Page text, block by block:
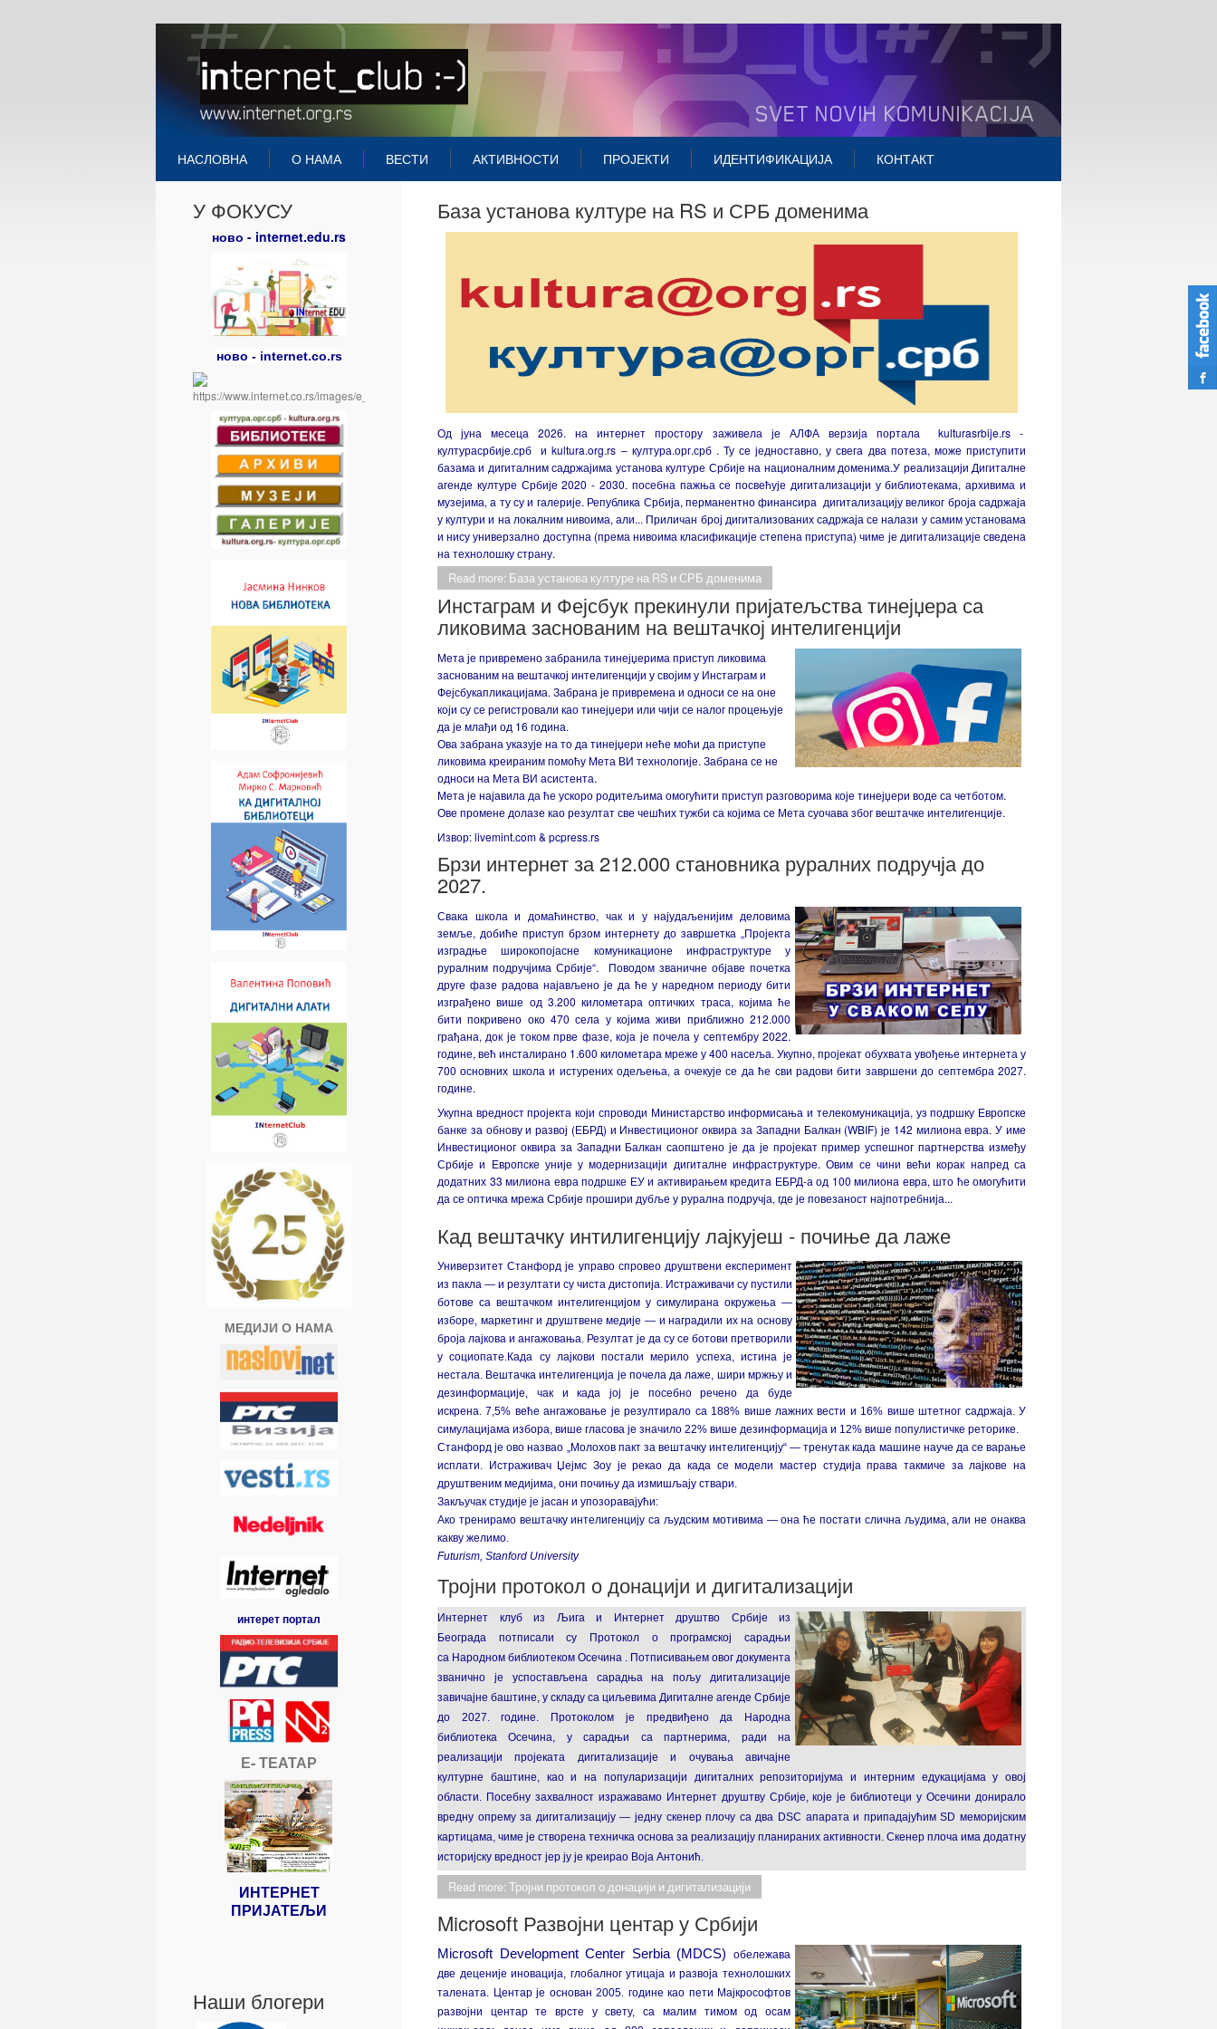
НАСЛОВНА О НАМА ВЕСТИ АКТИВНОСТИ ПРОЈЕКТИ ИДЕНТИФИКАЦИЈА КОНТАКТ
У ФОКУСУ
ново - internet.edu.rs
ново - internet.co.rs
МЕДИЈИ О НАМА
интерет портал
Е- ТЕАТАР
ИНТЕРНЕТ
ПРИЈАТЕЉИ
Наши блогери
База установа културе на RS и СРБ доменима
Од јуна месеца 2026. на интернет простору заживела је АЛФА верзија портала kulturasrbije.rs -
културасрбије.срб и kultura.org.rs – култура.орг.срб . Ту се једноставно, у свега два потеза, може приступити
базама и дигиталним садржајима установа културе Србије на националним доменима.У реализацији Дигиталне
агенде културе Србије 2020 - 2030. посебна пажња се посвећује дигитализацији у библиотекама, архивима и
музејима, а ту су и галерије. Република Србија, перманентно финансира дигитализацију великог броја садржаја
у култури и на локалним нивоима, али... Приличан број дигитализованих садржаја се налази у самим установама
и нису универзално доступна (према нивоима класификације степена приступа) чиме је дигитализације сведена
на технолошку страну.
Read more: База установа културе на RS и СРБ доменима
Инстаграм и Фејсбук прекинули пријатељства тинејџера са
ликовима заснованим на вештачкој интелигенцији
Мета је привремено забранила тинејџерима приступ ликовима
заснованим на вештачкој интелигенцији у својим у Инстаграм и
Фејсбукапликацијама. Забрана је привремена и односи се на оне
који су се регистровали као тинејџери или чији се налог процењује
да је млађи од 16 година.
Ова забрана указује на то да тинејџери неће моћи да приступе
ликовима креираним помоћу Мета ВИ технологије. Забрана се не
односи на Мета ВИ асистента.
Мета је најавила да ће ускоро родитељима омогућити приступ разговорима које тинејџери воде са четботом.
Ове промене долазе као резултат све чешћих тужби са којима се Мета суочава због вештачке интелигенције.
Извор: livemint.com & pcpress.rs
Брзи интернет за 212.000 становника руралних подручја до
2027.
Свака школа и домаћинство, чак и у најудаљенијим деловима
земље, добиће приступ брзом интернету до завршетка „Пројекта
изградње широкопојасне комуникационе инфраструктуре у
руралним подручјима Србије“. Поводом званичне објаве почетка
друге фазе радова најављено је да ће у наредном периоду бити
изграђено више од 3.200 километара оптичких траса, којима ће
бити покривено око 470 села у којима живи приближно 212.000
грађана, док је током прве фазе, која је почела у септембру 2022.
године, већ инсталирано 1.600 километара мреже у 400 насеља. Укупно, пројекат обухвата увођење интернета у
700 основних школа и истурених одељења, а очекује се да ће сви радови бити завршени до септембра 2027.
године.
Укупна вредност пројекта који спроводи Министарство информисања и телекомуникација, уз подршку Европске
банке за обнову и развој (ЕБРД) и Инвестиционог оквира за Западни Балкан (WBIF) је 142 милиона евра. У име
Инвестиционог оквира за Западни Балкан саопштено је да је пројекат пример успешног партнерства између
Србије и Европске уније у модернизацији дигиталне инфраструктуре. Овим се чини већи корак напред са
додатних 33 милиона евра подршке ЕУ и активирањем кредита ЕБРД-а од 100 милиона евра, што ће омогућити
да се оптичка мрежа Србије прошири дубље у рурална подручја, где је повезаност најпотребнија...
Кад вештачку интилигенцију лајкујеш - почиње да лаже
Универзитет Станфорд је управо спровео друштвени експеримент
из пакла — и резултати су чиста дистопија. Истраживачи су пустили
ботове са вештачком интелигенцијом у симулирана окружења —
изборе, маркетинг и друштвене медије — и наградили их на основу
броја лајкова и ангажовања. Резултат је да су се ботови претворили
у социопате.Када су лајкови постали мерило успеха, истина је
нестала. Вештачка интелигенција је почела да лаже, шири мржњу и
дезинформације, чак и када јој је посебно речено да буде
искрена.7,5% веће ангажовање је резултирало са 188% више лажних вести и 16% више штетног садржаја. У
симулацијама избора, више гласова је значило 22% више дезинформација и 12% више популистичке реторике.
Станфорд је ово назвао „Молохов пакт за вештачку интелигенцију“ — тренутак када машине науче да се варање
исплати.
Истраживач Џејмс Зоу је рекао да када се модели мастер студија права такмиче за лајкове на
друштвеним медијима, они почињу да измишљају ствари.
Закључак студије је јасан и упозоравајући:
Ако тренирамо вештачку интелигенцију са људским мотивима — она ће постати слична људима,али не онаква
какву желимо.
Futurism, Stanford University
Тројни протокол о донацији и дигитализацији
Интернет клуб из Љига и Интернет друштвo Србије из
Београда потписали су Протокол о програмској сарадњи
са Народном библиотеком Осечина . Потписивањем овог документа
званично је успостављена сарадња на пољу дигитализације
завичајне баштине, у складу са циљевима Дигиталне агенде Србије
до 2027. године. Протоколом је предвиђено да Народна
библиотека Осечина, у сарадњи са партнерима, ради на
реализацији пројеката дигитализације и очувања авичајне
културне баштине, као и на популаризацији дигиталних репозиторијума и интерним едукацијама у овој
области. Посебну захвалност изражавамо Интернет друштву Србије, које је библиотеци у Осечини донирало
вредну опрему за дигитализацију — једну скенер плочу са два DSC апарата и припадајућим SD меморијским
картицама, чиме је створена техничка основа за реализацију планираних активности. Скенер плоча има додатну
историјску вредност јер ју је креирао Воја Антонић.
Read more: Тројни протокол о донацији и дигитализацији
Microsoft Развојни центар у Србији
Microsoft Development Center Serbia (MDCS)
обележава
две деценије иновација, глобалног утицаја и развоја технолошких
талената. Центар је основан 2005. године као пети Мајкрософтов
развојни центар те врсте у свету, са малим тимом од осам